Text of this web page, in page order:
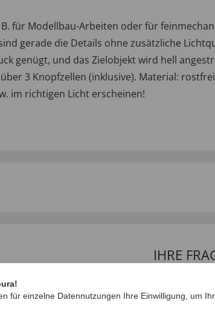
für Modellbau-Arbeiten oder für
gerade die Details ohne zusätzliche
genügt, und das Zielobjekt wird hell
3 Knopfzellen (inklusive). Material:
im richtigen Licht erscheinen!
>>
IHRE
für einzelne Datennutzungen Ihre Einwilligung, um